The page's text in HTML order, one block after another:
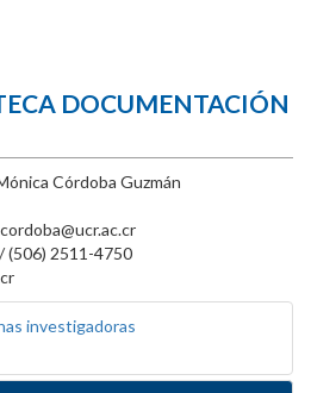
DOCUMENTACIÓN
Córdoba Guzmán
(506) 2511-4750
investigadoras